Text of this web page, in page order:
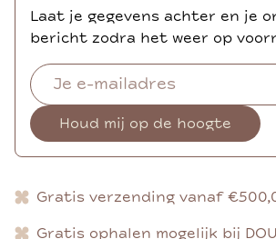
Laat je gegevens achter en je
bericht zodra het weer op
Houd mij op de hoogte
Gratis verzending vanaf
Gratis ophalen mogelijk bij